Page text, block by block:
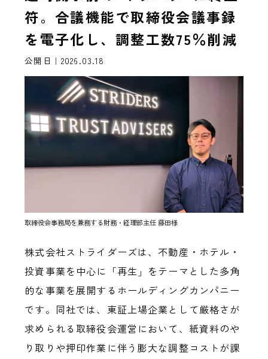
符。合議機能で取締役会議事録
を電子化し、調整工数75％削減
公開日｜2026.03.18
取締役会事務局を兼務する財務・経理部主任 藤田様
株式会社ストライダーズは、不動産・ホテル・
投資事業を中心に「再生」をテーマとした多角
的な事業を展開するホールディングカンパニー
です。同社では、東証上場企業として厳格さが
求められる取締役会運営において、紙資料のや
り取りや押印作業に伴う膨大な調整コストが課